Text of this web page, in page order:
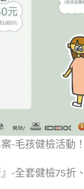
-毛孩健檢活動！
』-全套健檢75折